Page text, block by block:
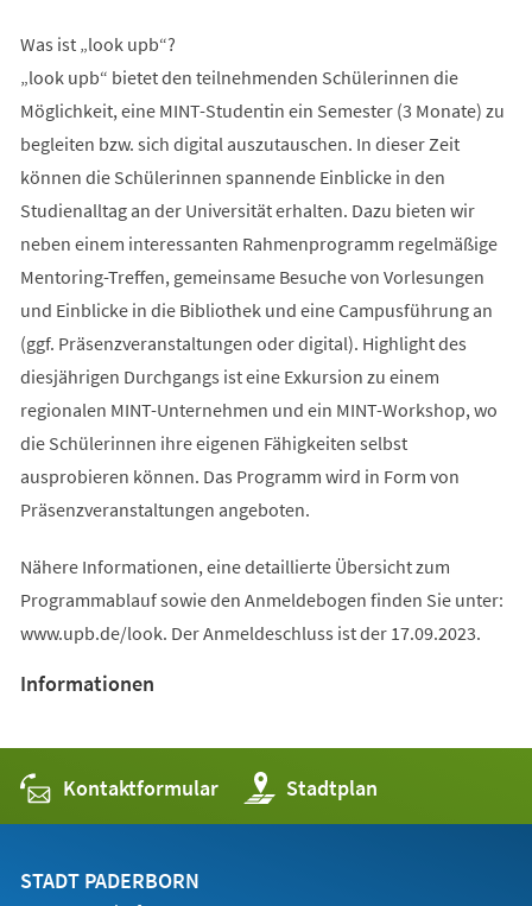
Was ist „look upb“?
„look upb“ bietet den teilnehmenden Schülerinnen die
Möglichkeit, eine MINT-Studentin ein Semester (3 Monate) zu
begleiten bzw. sich digital auszutauschen. In dieser Zeit
können die Schülerinnen spannende Einblicke in den
Studienalltag an der Universität erhalten. Dazu bieten wir
neben einem interessanten Rahmenprogramm regelmäßige
Mentoring-Treffen, gemeinsame Besuche von Vorlesungen
und Einblicke in die Bibliothek und eine Campusführung an
(ggf. Präsenzveranstaltungen oder digital). Highlight des
diesjährigen Durchgangs ist eine Exkursion zu einem
regionalen MINT-Unternehmen und ein MINT-Workshop, wo
die Schülerinnen ihre eigenen Fähigkeiten selbst
ausprobieren können. Das Programm wird in Form von
Präsenzveranstaltungen angeboten.
Nähere Informationen, eine detaillierte Übersicht zum
Programmablauf sowie den Anmeldebogen finden Sie unter:
www.upb.de/look. Der Anmeldeschluss ist der 17.09.2023.
Informationen
Kontaktformular Stadtplan
(Öffnet
in
einem
STADT PADERBORN